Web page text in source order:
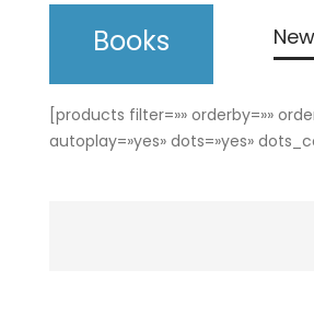
Books
[products filter=»» orderby=»»
autoplay=»yes» dots=»yes»